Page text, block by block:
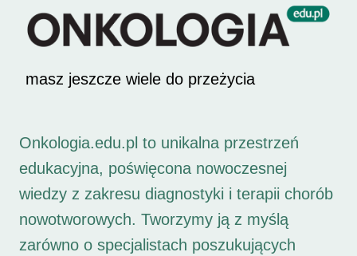
masz jeszcze wiele do przeżycia
Onkologia.edu.pl to unikalna przestrzeń
edukacyjna, poświęcona nowoczesnej
wiedzy z zakresu diagnostyki i terapii chorób
nowotworowych. Tworzymy ją z myślą
zarówno o specjalistach poszukujących